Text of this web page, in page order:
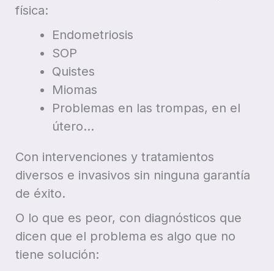
física:
Endometriosis
SOP
Quistes
Miomas
Problemas en las trompas, en el
útero…
Con intervenciones y tratamientos
diversos e invasivos sin ninguna garantía
de éxito.
O lo que es peor, con diagnósticos que
dicen que el problema es algo que no
tiene solución: